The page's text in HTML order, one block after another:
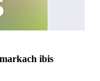
markach ibis